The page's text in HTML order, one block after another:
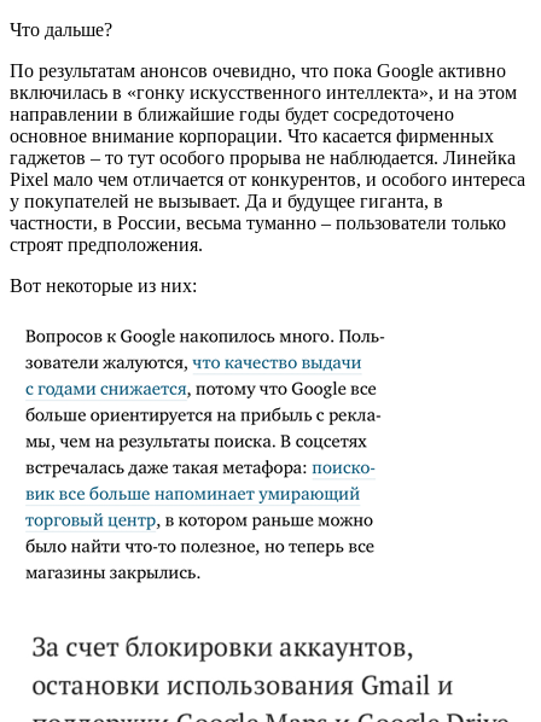
Что дальше?
По результатам анонсов очевидно, что пока Google активно
включилась в «гонку искусственного интеллекта», и на этом
направлении в ближайшие годы будет сосредоточено
основное внимание корпорации. Что касается фирменных
гаджетов – то тут особого прорыва не наблюдается. Линейка
Pixel мало чем отличается от конкурентов, и особого интереса
у покупателей не вызывает. Да и будущее гиганта, в
частности, в России, весьма туманно – пользователи только
строят предположения.
Вот некоторые из них: